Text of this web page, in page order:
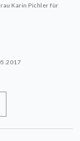
Karin Pichler für